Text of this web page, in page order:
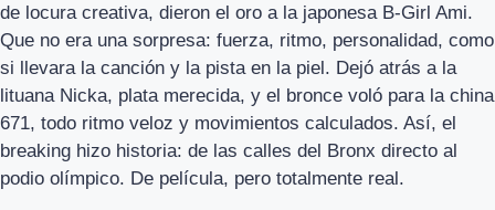
de locura creativa, dieron el oro a la japonesa B-Girl Ami.
Que no era una sorpresa: fuerza, ritmo, personalidad, como
si llevara la canción y la pista en la piel. Dejó atrás a la
lituana Nicka, plata merecida, y el bronce voló para la china
671, todo ritmo veloz y movimientos calculados. Así, el
breaking hizo historia: de las calles del Bronx directo al
podio olímpico. De película, pero totalmente real.